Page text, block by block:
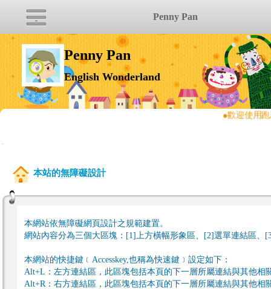
Penny Pan
English Wonderland
●歡迎使用跑
:::
本站的無障礙設計
本網站依無障礙網頁設計之規範建置。
網站內容分為三個大區塊：[1]上方橫幅形象區、[2]選單連結區、
本網站的快捷鍵﹝Accesskey,也稱為快速鍵﹞設定如下：
Alt+L：左方連結區，此區塊包括本頁的下一層所屬連結與其他相
Alt+R：右方連結區，此區塊包括本頁的下一層所屬連結與其他相
Penny Pan